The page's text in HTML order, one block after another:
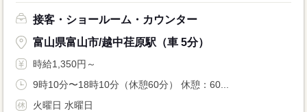
接客・ショールーム・カウンター
富山県富山市/越中荏原駅（車 5分）
時給1,350円～
9時10分〜18時10分（休憩60分） 休憩：60...
火曜日 水曜日